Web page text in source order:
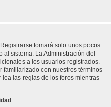
tomará solo unos pocos
al sistema. La Administración del
a los usuarios registrados.
familiarizado con nuestros términos
las reglas de los foros mientras